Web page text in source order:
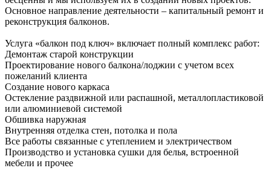
Основное направление деятельности – капитальный ремонт и
реконструкция балконов.
Услуга «балкон под ключ» включает полный комплекс работ:
Демонтаж старой конструкции
Проектирование нового балкона/лоджии с учетом всех
пожеланий клиента
Создание нового каркаса
Остекление раздвижной или распашной, металлопластиковой
или алюминиевой системой
Обшивка наружная
Внутренняя отделка стен, потолка и пола
Все работы связанные с утеплением и электричеством
Производство и установка сушки для белья, встроенной
мебели и прочее